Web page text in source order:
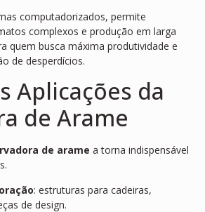
computadorizados, permite
complexos e produção em larga
quem busca máxima produtividade e
de desperdícios.
Aplicações da
de Arame
de arame a torna indispensável
: estruturas para cadeiras,
de design.